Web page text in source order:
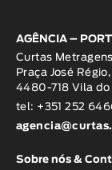
AGÊNCIA –
Curtas
Praça José Régio,
4480-718 Vila
tel: +351 252
Sobre nós &